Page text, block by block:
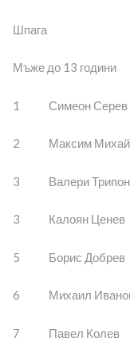
Шпага
Мъже до 13 години
1 Симеон Серев
2 Максим
3 Валери
3 Калоян Ценев
5 Борис Добрев
6 Михаил
7 Павел Колев